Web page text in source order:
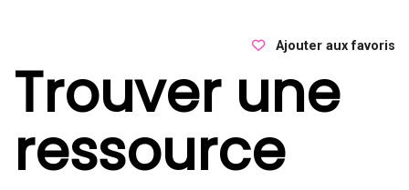
Ajouter aux favoris
Trouver une
ressource